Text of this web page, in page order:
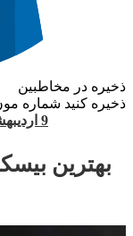
ذخیره در مخاطبین
ذخیره کنید شماره
9 اردیبهشت 1400
بهترین